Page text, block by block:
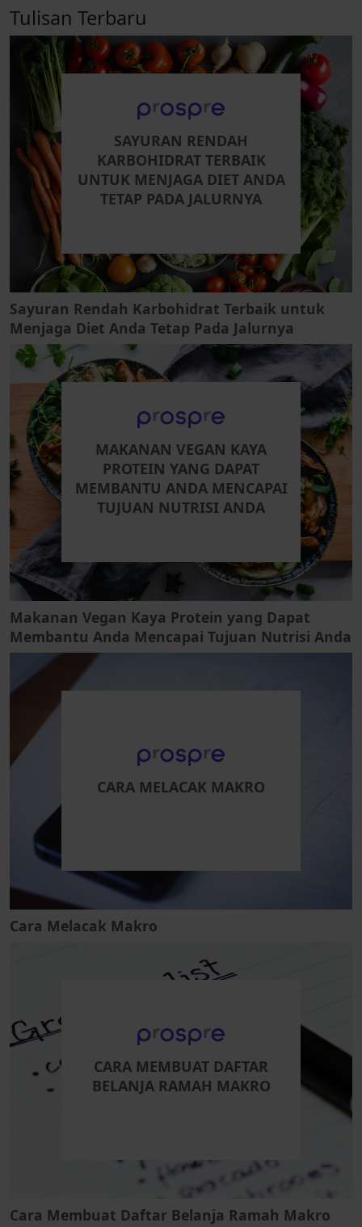
Tulisan Terbaru
SAYURAN RENDAH
KARBOHIDRAT TERBAIK
UNTUK MENJAGA DIET ANDA
TETAP PADA JALURNYA
Sayuran Rendah Karbohidrat Terbaik untuk
Menjaga Diet Anda Tetap Pada Jalurnya
MAKANAN VEGAN KAYA
PROTEIN YANG DAPAT
MEMBANTU ANDA MENCAPAI
TUJUAN NUTRISI ANDA
Makanan Vegan Kaya Protein yang Dapat
Membantu Anda Mencapai Tujuan Nutrisi Anda
CARA MELACAK MAKRO
Cara Melacak Makro
CARA MEMBUAT DAFTAR
BELANJA RAMAH MAKRO
Cara Membuat Daftar Belanja Ramah Makro